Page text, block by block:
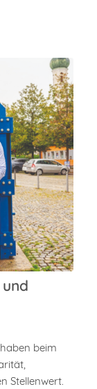
beim
Stellenwert.